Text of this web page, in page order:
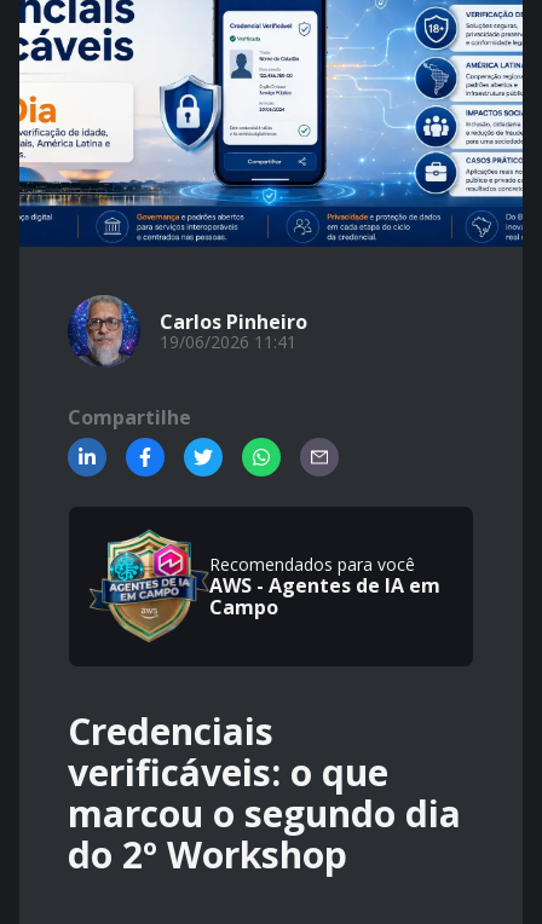
Carlos Pinheiro
19/06/2026 11:41
Compartilhe
Recomendados para você
AWS - Agentes de IA em
Campo
Credenciais
verificáveis: o que
marcou o segundo dia
do 2º Workshop